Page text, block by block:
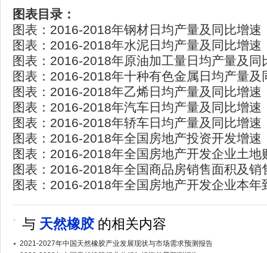
图表目录：
图表：2016-2018年钢材日均产量及同比增速
图表：2016-2018年水泥日均产量及同比增速
图表：2016-2018年原油加工量日均产量及同
图表：2016-2018年十种有色金属日均产量及
图表：2016-2018年乙烯日均产量及同比增速
图表：2016-2018年汽车日均产量及同比增速
图表：2016-2018年轿车日均产量及同比增速
图表：2016-2018年全国房地产投资开发增速
图表：2016-2018年全国房地产开发企业土地
图表：2016-2018年全国商品房销售面积及销
图表：2016-2018年全国房地产开发企业本年
与 天然橡胶的相关内容
2021-2027年中国天然橡胶产业发展现状与市场需求预测报告